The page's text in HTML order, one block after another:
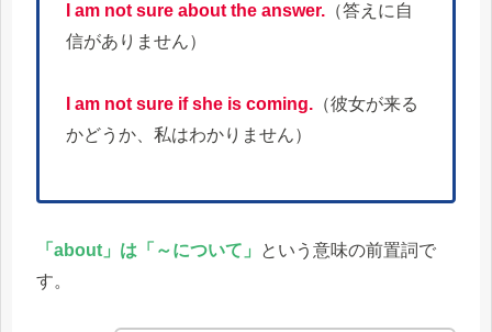
I am not sure about the answer. （答えに自
信がありません）
I am not sure if she is coming. （彼女が来る
かどうか、私はわかりません）
「about」は「～について」
という意味の前置詞で
す。